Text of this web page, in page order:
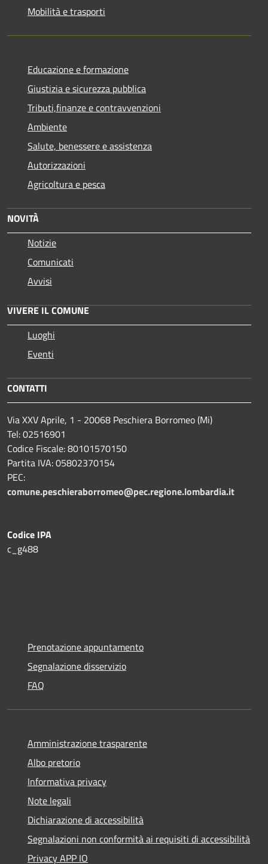
Mobilità e trasporti
Educazione e formazione
Giustizia e sicurezza pubblica
Tributi,finanze e contravvenzioni
Ambiente
Salute, benessere e assistenza
Autorizzazioni
Agricoltura e pesca
NOVITÀ
Notizie
Comunicati
Avvisi
VIVERE IL COMUNE
Luoghi
Eventi
CONTATTI
Via XXV Aprile, 1 - 20068 Peschiera Borromeo (Mi)
Tel: 02516901
Codice Fiscale: 80101570150
Partita IVA: 05802370154
PEC:
comune.peschieraborromeo@pec.regione.lombardia.it
Codice IPA
c_g488
Prenotazione appuntamento
Segnalazione disservizio
FAQ
Amministrazione trasparente
Albo pretorio
Informativa privacy
Note legali
Dichiarazione di accessibilità
Segnalazioni non conformità ai requisiti di accessibilità
Privacy APP IO